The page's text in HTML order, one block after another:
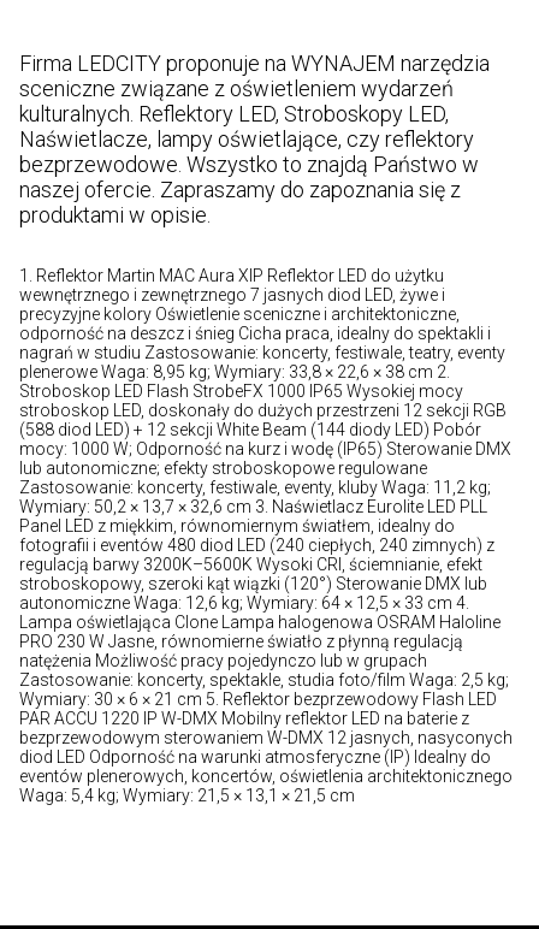
Firma LEDCITY proponuje na WYNAJEM narzędzia
sceniczne związane z oświetleniem wydarzeń
kulturalnych. Reflektory LED, Stroboskopy LED,
Naświetlacze, lampy oświetlające, czy reflektory
bezprzewodowe. Wszystko to znajdą Państwo w
naszej ofercie. Zapraszamy do zapoznania się z
produktami w opisie.
1. Reflektor Martin MAC Aura XIP Reflektor LED do użytku
wewnętrznego i zewnętrznego 7 jasnych diod LED, żywe i
precyzyjne kolory Oświetlenie sceniczne i architektoniczne,
odporność na deszcz i śnieg Cicha praca, idealny do spektakli i
nagrań w studiu Zastosowanie: koncerty, festiwale, teatry, eventy
plenerowe Waga: 8,95 kg; Wymiary: 33,8 × 22,6 × 38 cm 2.
Stroboskop LED Flash StrobeFX 1000 IP65 Wysokiej mocy
stroboskop LED, doskonały do dużych przestrzeni 12 sekcji RGB
(588 diod LED) + 12 sekcji White Beam (144 diody LED) Pobór
mocy: 1000 W; Odporność na kurz i wodę (IP65) Sterowanie DMX
lub autonomiczne; efekty stroboskopowe regulowane
Zastosowanie: koncerty, festiwale, eventy, kluby Waga: 11,2 kg;
Wymiary: 50,2 × 13,7 × 32,6 cm 3. Naświetlacz Eurolite LED PLL
Panel LED z miękkim, równomiernym światłem, idealny do
fotografii i eventów 480 diod LED (240 ciepłych, 240 zimnych) z
regulacją barwy 3200K–5600K Wysoki CRI, ściemnianie, efekt
stroboskopowy, szeroki kąt wiązki (120°) Sterowanie DMX lub
autonomiczne Waga: 12,6 kg; Wymiary: 64 × 12,5 × 33 cm 4.
Lampa oświetlająca Clone Lampa halogenowa OSRAM Haloline
PRO 230 W Jasne, równomierne światło z płynną regulacją
natężenia Możliwość pracy pojedynczo lub w grupach
Zastosowanie: koncerty, spektakle, studia foto/film Waga: 2,5 kg;
Wymiary: 30 × 6 × 21 cm 5. Reflektor bezprzewodowy Flash LED
PAR ACCU 1220 IP W-DMX Mobilny reflektor LED na baterie z
bezprzewodowym sterowaniem W-DMX 12 jasnych, nasyconych
diod LED Odporność na warunki atmosferyczne (IP) Idealny do
eventów plenerowych, koncertów, oświetlenia architektonicznego
Waga: 5,4 kg; Wymiary: 21,5 × 13,1 × 21,5 cm